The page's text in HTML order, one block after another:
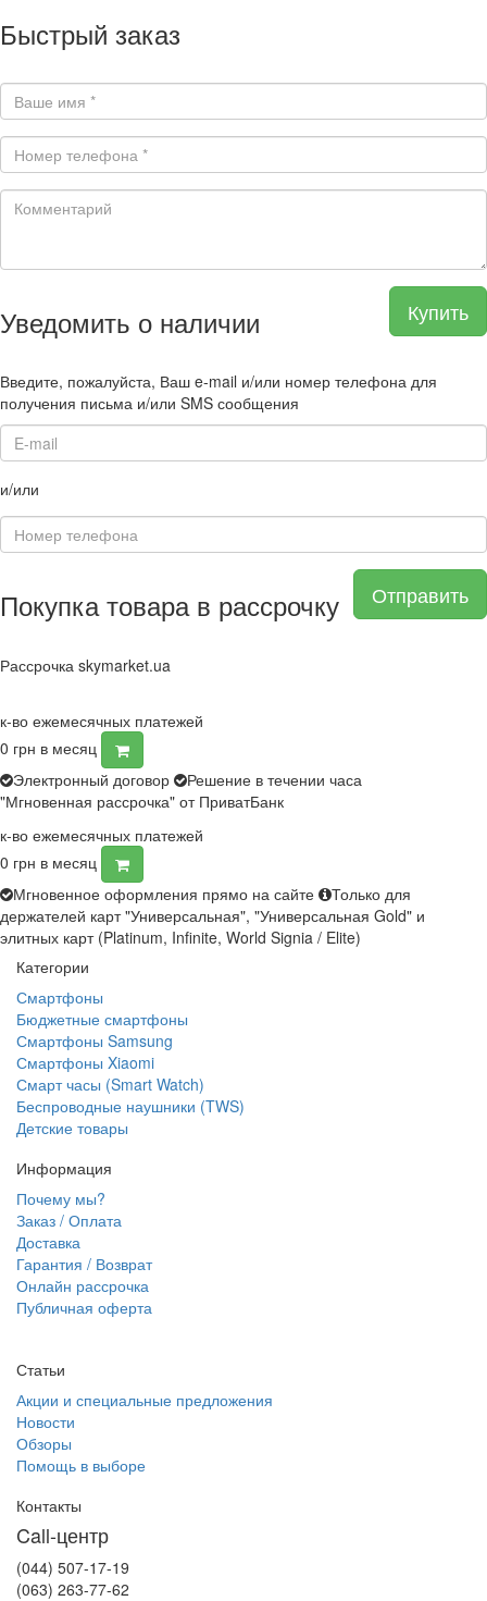
Быстрый заказ
Купить
Уведомить о наличии
Введите, пожалуйста, Ваш e-mail и/или номер телефона для
получения письма и/или SMS сообщения
и/или
Отправить
Покупка товара в рассрочку
Рассрочка skymarket.ua
к-во ежемесячных платежей
0 грн в месяц
Электронный договор
Решение в течении часа
"Мгновенная рассрочка" от ПриватБанк
к-во ежемесячных платежей
0 грн в месяц
Мгновенное оформления прямо на сайте
Только для
держателей карт "Универсальная", "Универсальная Gold" и
элитных карт (Platinum, Infinite, World Signia / Elite)
Категории
Смартфоны
Бюджетные смартфоны
Смартфоны Samsung
Смартфоны Xiaomi
Смарт часы (Smart Watch)
Беспроводные наушники (TWS)
Детские товары
Информация
Почему мы?
Заказ / Оплата
Доставка
Гарантия / Возврат
Онлайн рассрочка
Публичная оферта
Статьи
Акции и специальные предложения
Новости
Обзоры
Помощь в выборе
Контакты
Call-центр
(044) 507-17-19
(063) 263-77-62